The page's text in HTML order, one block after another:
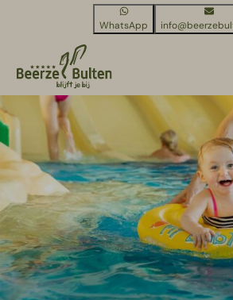
WhatsApp